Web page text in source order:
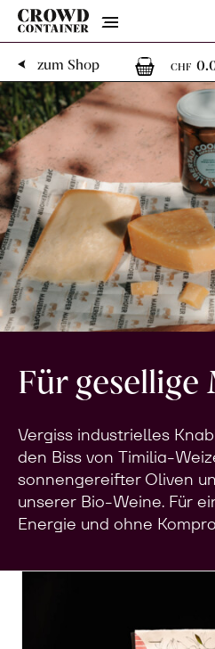
Menu
zum Shop
CHF
Für gesellige
Vergiss industrielles
den Biss von Timilia-
sonnengereifter Oliven
unserer Bio-Weine. Für
Energie und ohne